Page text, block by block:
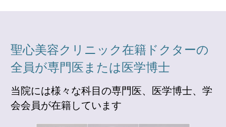
聖心美容クリニック在籍ドクターの
全員が専門医または医学博士
当院には様々な科目の専門医、医学博士、学
会会員が在籍しています